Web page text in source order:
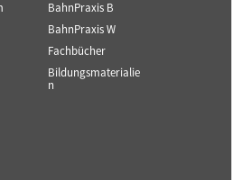
BahnPraxis B
BahnPraxis W
Fachbücher
Bildungsmaterialie
n